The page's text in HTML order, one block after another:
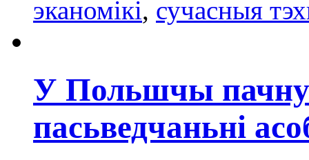
эканомікі, сучасныя
У Польшчы
пасьведчаньні